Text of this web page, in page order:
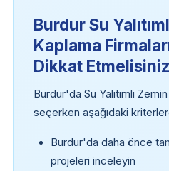
Burdur Su
Kaplama
Dikkat
Burdur'da Su Yalıtımlı
seçerken aşağıdaki
Burdur'da daha önce
projeleri inceleyin